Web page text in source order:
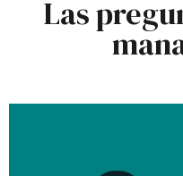
Las